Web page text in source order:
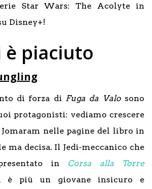
Star Wars: The Acolyte in
Disney+!
è piaciuto
di forza di Fuga da Valosono
protagonisti: vediamo crescere
Jomaram nelle pagine del libro in
ma decisa. Il Jedi-meccanico che
in Corsa alla Torre
è più un giovane insicuro e